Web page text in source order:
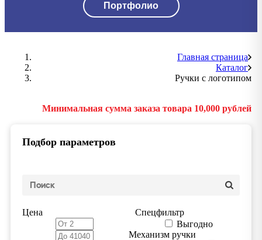
Портфолио
Главная страница
Каталог
Ручки с логотипом
Минимальная сумма заказа товара 10,000 рублей
Подбор параметров
Цена
Спецфильтр
Выгодно
Механизм ручки